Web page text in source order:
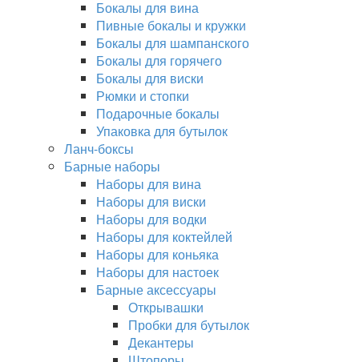
Бокалы для вина
Пивные бокалы и кружки
Бокалы для шампанского
Бокалы для горячего
Бокалы для виски
Рюмки и стопки
Подарочные бокалы
Упаковка для бутылок
Ланч-боксы
Барные наборы
Наборы для вина
Наборы для виски
Наборы для водки
Наборы для коктейлей
Наборы для коньяка
Наборы для настоек
Барные аксессуары
Открывашки
Пробки для бутылок
Декантеры